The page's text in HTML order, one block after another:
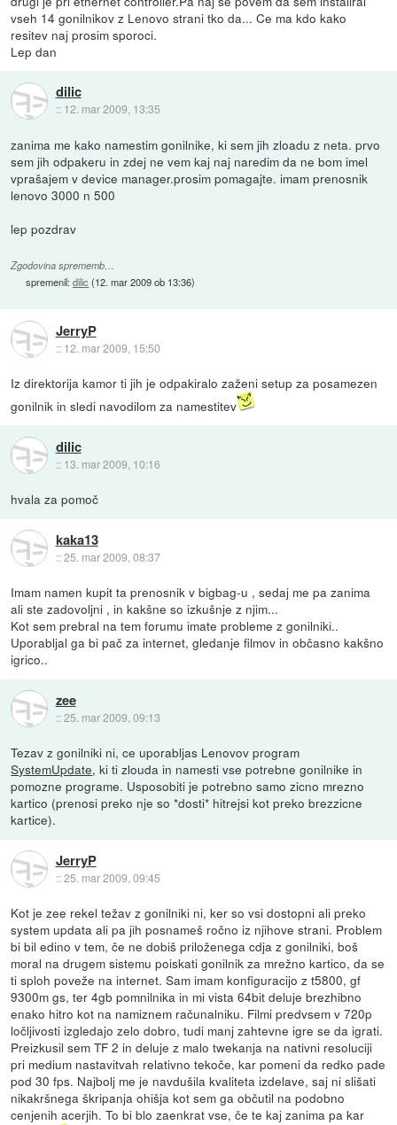
vseh 14 gonilnikov z Lenovo strani tko da... Ce ma kdo kako
resitev naj prosim sporoci.
Lep dan
dilic
:: 12. mar 2009, 13:35
zanima me kako namestim gonilnike, ki sem jih zloadu z neta. prvo
sem jih odpakeru in zdej ne vem kaj naj naredim da ne bom imel
vprašajem v device manager.prosim pomagajte. imam prenosnik
lenovo 3000 n 500
lep pozdrav
Zgodovina sprememb…
spremenil:dilic (12. mar 2009 ob 13:36)
JerryP
:: 12. mar 2009, 15:50
Iz direktorija kamor ti jih je odpakiralo zaženi setup za posamezen
gonilnik in sledi navodilom za namestitev
dilic
:: 13. mar 2009, 10:16
hvala za pomoč
kaka13
::25. mar 2009, 08:37
Imam namen kupit ta prenosnik v bigbag-u , sedaj me pa zanima
ali ste zadovoljni , in kakšne so izkušnje z njim...
Kot sem prebral na tem forumu imate probleme z gonilniki..
Uporabljal ga bi pač za internet, gledanje filmov in občasno kakšno
igrico..
zee
::25. mar 2009, 09:13
Tezav z gonilniki ni, ce uporabljas Lenovov program
SystemUpdate, ki ti zlouda in namesti vse potrebne gonilnike in
pomozne programe. Usposobiti je potrebno samo zicno mrezno
kartico (prenosi preko nje so *dosti* hitrejsi kot preko brezzicne
kartice).
JerryP
::25. mar 2009, 09:45
Kot je zee rekel težav z gonilniki ni, ker so vsi dostopni ali preko
system updata ali pa jih posnameš ročno iz njihove strani. Problem
bi bil edino v tem, če ne dobiš priloženega cdja z gonilniki, boš
moral na drugem sistemu poiskati gonilnik za mrežno kartico, da se
ti sploh poveže na internet. Sam imam konfiguracijo z t5800, gf
9300m gs, ter 4gb pomnilnika in mi vista 64bit deluje brezhibno
enako hitro kot na namiznem računalniku. Filmi predvsem v 720p
ločljivosti izgledajo zelo dobro, tudi manj zahtevne igre se da igrati.
Preizkusil sem TF 2 in deluje z malo twekanja na nativni resoluciji
pri medium nastavitvah relativno tekoče, kar pomeni da redko pade
pod 30 fps. Najbolj me je navdušila kvaliteta izdelave, saj ni slišati
nikakršnega škripanja ohišja kot sem ga občutil na podobno
cenjenih acerjih. To bi blo zaenkrat vse, če te kaj zanima pa kar